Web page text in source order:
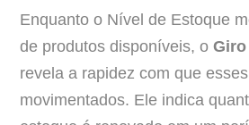
Enquanto o Nível de Estoque
de produtos disponíveis, o
revela a rapidez com que
movimentados. Ele indica